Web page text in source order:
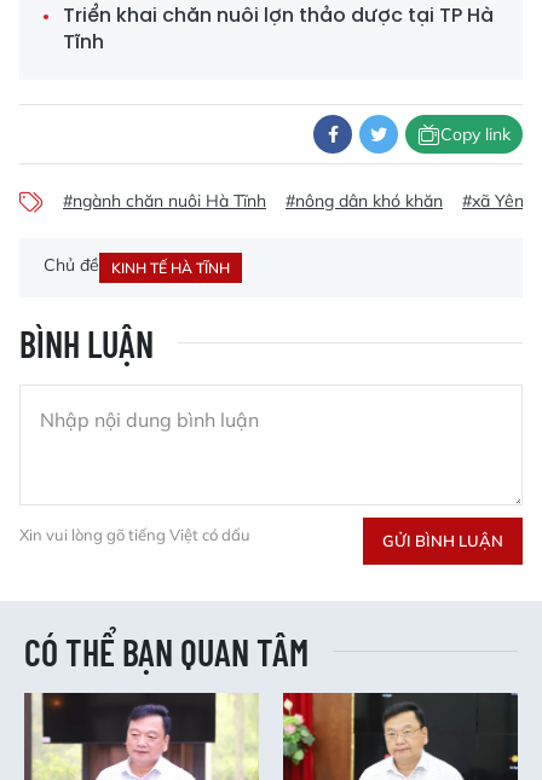
Triển khai chăn nuôi lợn thảo dược tại TP Hà
Tĩnh
Copy link
#ngành chăn nuôi Hà Tĩnh #nông dân khó khăn #xã Yên
Chủ đề KINH TẾ HÀ TĨNH
BÌNH LUẬN
Xin vui lòng gõ tiếng Việt có dấu GỬI BÌNH LUẬN
CÓ THỂ BẠN QUAN TÂM